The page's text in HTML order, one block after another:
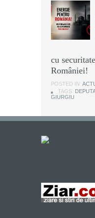
cu
României!
POSTED IN:
TAGS:
GIURGIU